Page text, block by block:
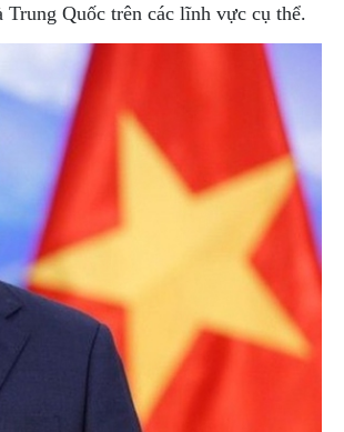
Quốc trên các lĩnh vực cụ thể.